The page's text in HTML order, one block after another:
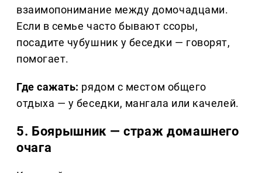
взаимопонимание между домочадцами.
Если в семье часто бывают ссоры,
посадите чубушник у беседки — говорят,
помогает.
Где сажать: рядом с местом общего
отдыха — у беседки, мангала или качелей.
5. Боярышник — страж домашнего
очага